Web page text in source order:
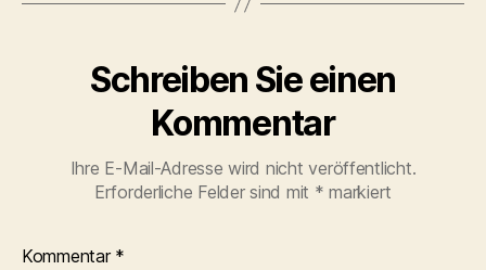
Schreiben Sie einen
Kommentar
Ihre E-Mail-Adresse wird nicht veröffentlicht.
Erforderliche Felder sind mit * markiert
Kommentar *